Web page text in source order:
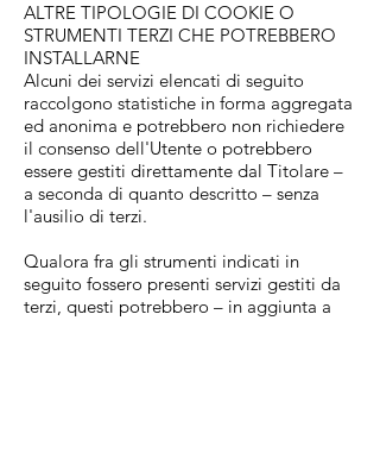
ALTRE TIPOLOGIE DI COOKIE O
STRUMENTI TERZI CHE POTREBBERO
INSTALLARNE
Alcuni dei servizi elencati di seguito
raccolgono statistiche in forma aggregata
ed anonima e potrebbero non richiedere
il consenso dell'Utente o potrebbero
essere gestiti direttamente dal Titolare –
a seconda di quanto descritto – senza
l'ausilio di terzi.
Qualora fra gli strumenti indicati in
seguito fossero presenti servizi gestiti da
terzi, questi potrebbero – in aggiunta a